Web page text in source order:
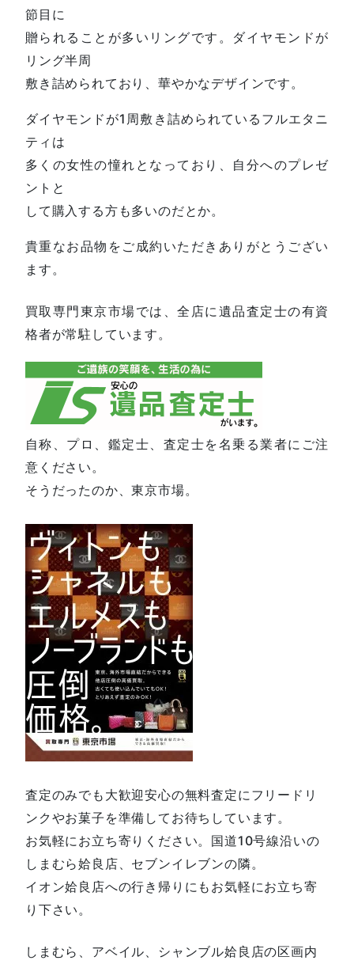
節目に
贈られることが多いリングです。ダイヤモンドが
リング半周
敷き詰められており、華やかなデザインです。
ダイヤモンドが1周敷き詰められているフルエタニ
ティは
多くの女性の憧れとなっており、自分へのプレゼ
ントと
して購入する方も多いのだとか。
貴重なお品物をご成約いただきありがとうござい
ます。
買取専門東京市場では、全店に遺品査定士の有資
格者が常駐しています。
自称、プロ、鑑定士、査定士を名乗る業者にご注
意ください。
そうだったのか、東京市場。
査定のみでも大歓迎安心の無料査定にフリードリ
ンクやお菓子を準備してお待ちしています。
お気軽にお立ち寄りください。国道10号線沿いの
しまむら姶良店、セブンイレブンの隣。
イオン姶良店への行き帰りにもお気軽にお立ち寄
り下さい。
しまむら、アベイル、シャンブル姶良店の区画内